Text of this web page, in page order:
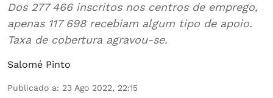
Dos 277 466 inscritos nos centros de emprego,
apenas 117 698 recebiam algum tipo de apoio.
Taxa de cobertura agravou-se.
Salomé Pinto
Publicado a: 23 Ago 2022, 22:15